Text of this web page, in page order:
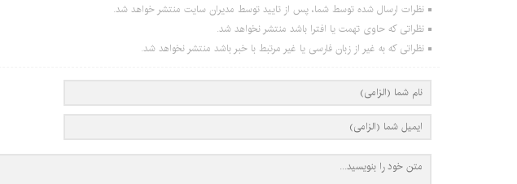
نظرات ارسال شده توسط شما، پس از تایید توسط مدیران سایت منتشر خواهد شد.
نظراتی که حاوی تهمت یا افترا باشد منتشر نخواهد شد.
نظراتی که به غیر از زبان فارسی یا غیر مرتبط با خبر باشد منتشر نخواهد شد.